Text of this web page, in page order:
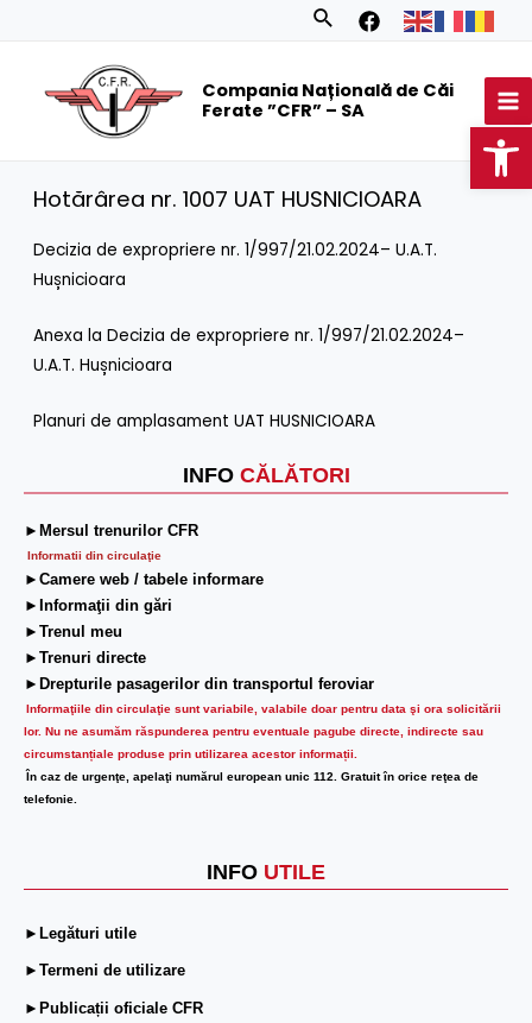
Search
Compania Națională de Căi
Ferate ”CFR” – SA
INFO CĂLĂTORI
►Mersul trenurilor CFR
Informatii din circulaţie
►Camere web / tabele informare
►Informaţii din gări
►Trenul meu
►Trenuri directe
►Drepturile pasagerilor din transportul feroviar
Informaţiile din circulaţie sunt variabile, valabile doar pentru data şi ora solicitării
lor. Nu ne asumăm răspunderea pentru eventuale pagube directe, indirecte sau
circumstanțiale produse prin utilizarea acestor informații.
În caz de urgenţe, apelaţi numărul european unic 112. Gratuit în orice reţea de
telefonie.
INFO UTILE
►Legături utile
►Termeni de utilizare
►Publicații oficiale CFR
Hotărârea nr. 1007 UAT HUSNICIOARA
Decizia de expropriere nr. 1/997/21.02.2024– U.A.T.
Hușnicioara
Anexa la Decizia de expropriere nr. 1/997/21.02.2024–
U.A.T. Hușnicioara
Planuri de amplasament UAT HUSNICIOARA